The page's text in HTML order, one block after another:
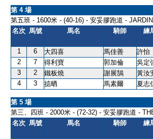
第 4 場
第五班 - 1600米 - (40-16) - 安妥膠跑道 -
名次 馬號 馬名 騎師 練
1 6 大四喜 馬佳善 許怡
2
7 得利寶 郭加倫 吳定
3
2 鐵板燒 謝展鵠 黃汝
4
3 掂晒 馬素爾 夏志
第 5 場
第三、四班 - 2000米 - (72-32) - 安妥膠跑道 -
名次 馬號 馬名 騎師 練